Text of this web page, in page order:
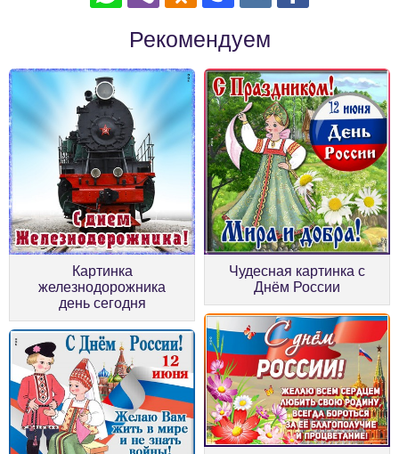
Рекомендуем
Картинка
железнодорожника
день сегодня
Чудесная картинка с
Днём России